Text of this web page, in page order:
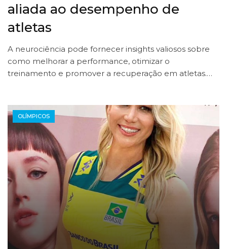
aliada ao desempenho de
atletas
A neurociência pode fornecer insights valiosos sobre
como melhorar a performance, otimizar o
treinamento e promover a recuperação em atletas.…
OLÍMPICOS